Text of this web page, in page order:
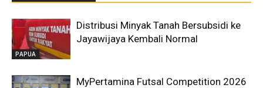
PAPUA
Distribusi Minyak Tanah Bersubsidi ke
Jayawijaya Kembali Normal
MyPertamina Futsal Competition 2026